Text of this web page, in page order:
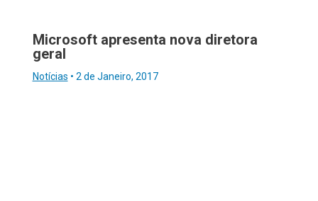
Microsoft apresenta nova diretora
geral
Notícias • 2 de Janeiro, 2017